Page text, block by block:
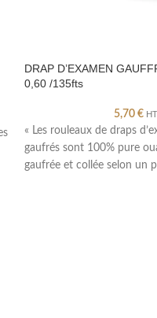
DRAP D’EXAMEN
0,60 /135fts
5,70€ HT
« Les rouleaux de draps
gaufrés sont 100% pure
gaufrée et collée selon un